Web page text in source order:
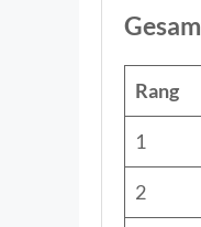
Rang
1
2